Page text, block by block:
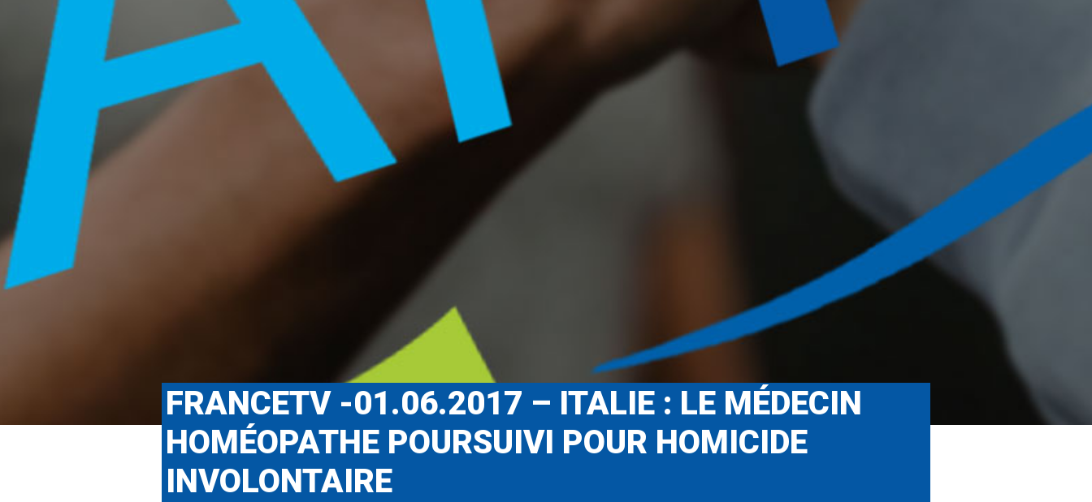
FRANCETV -01.06.2017 – ITALIE : LE MÉDECIN
HOMÉOPATHE POURSUIVI POUR HOMICIDE
INVOLONTAIRE